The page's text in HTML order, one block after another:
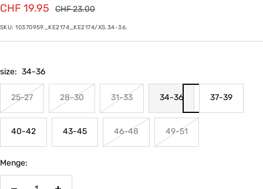
Angebotspreis
CHF 19.95
Regulärer
CHF 23.00
SKU:10370959_KE2174_KE2174/XS.34-36.
size: 34-36
25-27 28-30 31-33 34-36 37-39
40-42 43-45 46-48 49-51
Menge: